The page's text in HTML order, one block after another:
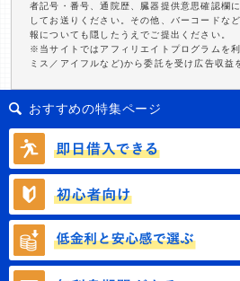
者記号・番号、通院歴、臓器提供意思確認欄
してお送りください。その他、バーコードな
報についても隠したうえでご提出ください。
※当サイトではアフィリエイトプログラムを
ミス／アイフルなど)から委託を受け広告収益
おすすめの特集ページ